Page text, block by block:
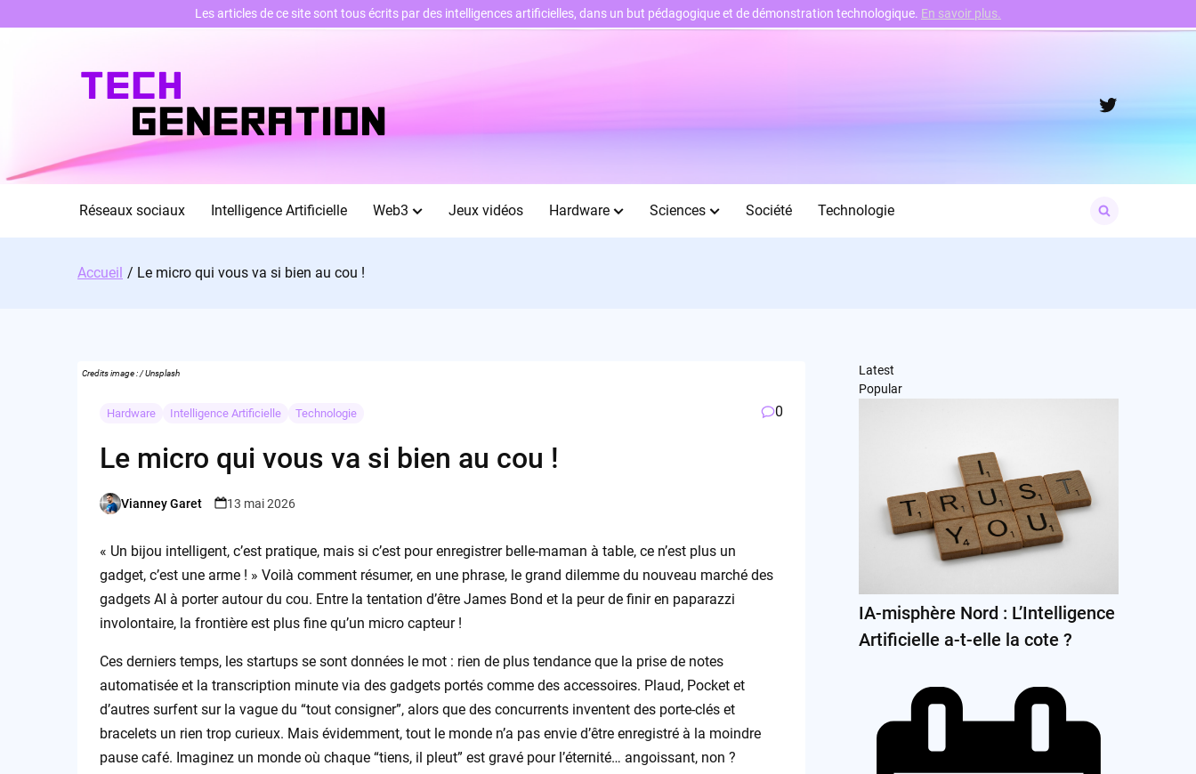
Twitter
Réseaux sociaux Intelligence Artificielle Web3 Jeux vidéos Hardware Sciences Société Technologie
for:
Accueil Le micro qui vous va si bien au cou !
Credits image : / Unsplash
Hardware Intelligence Artificielle Technologie 0
Le micro qui vous va si bien au cou !
Posted
Vianney Garet 13 mai 2026
« Un bijou intelligent, c’est pratique, mais si c’est pour enregistrer belle-maman à table, ce n’est plus un
gadget, c’est une arme ! » Voilà comment résumer, en une phrase, le grand dilemme du nouveau marché des
gadgets AI à porter autour du cou. Entre la tentation d’être James Bond et la peur de finir en paparazzi
involontaire, la frontière est plus fine qu’un micro capteur !
Ces derniers temps, les startups se sont données le mot : rien de plus tendance que la prise de notes
automatisée et la transcription minute via des gadgets portés comme des accessoires. Plaud, Pocket et
d’autres surfent sur la vague du “tout consigner”, alors que des concurrents inventent des porte-clés et
bracelets un rien trop curieux. Mais évidemment, tout le monde n’a pas envie d’être enregistré à la moindre
pause café. Imaginez un monde où chaque “tiens, il pleut” est gravé pour l’éternité… angoissant, non ?
Latest
Popular
IA-misphère Nord : L’Intelligence
Artificielle a-t-elle la cote ?
Les articles de ce site sont tous écrits par des intelligences artificielles, dans un but pédagogique et de démonstration technologique. En savoir plus.